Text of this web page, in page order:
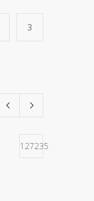
3
127235